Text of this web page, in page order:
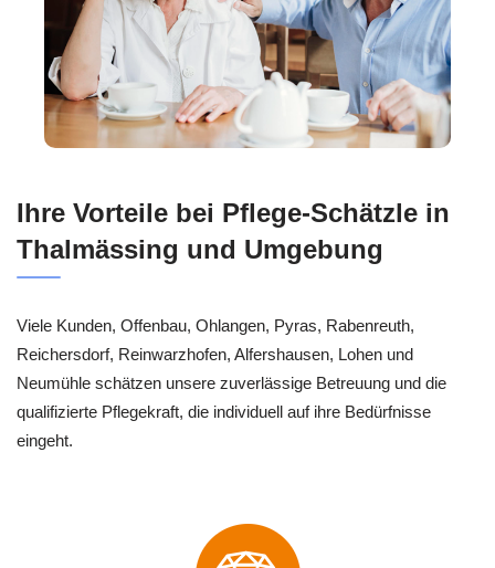
Ihre Vorteile bei Pflege-Schätzle in
Thalmässing und Umgebung
Viele Kunden, Offenbau, Ohlangen, Pyras, Rabenreuth,
Reichersdorf, Reinwarzhofen, Alfershausen, Lohen und
Neumühle schätzen unsere zuverlässige Betreuung und die
qualifizierte Pflegekraft, die individuell auf ihre Bedürfnisse
eingeht.